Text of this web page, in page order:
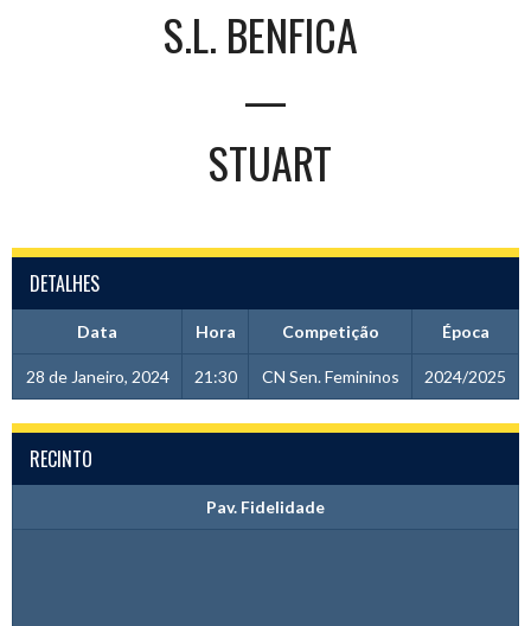
S.L. BENFICA
—
STUART
DETALHES
Data Hora Competição Época
28 de Janeiro, 2024 21:30 CN Sen. Femininos 2024/2025
RECINTO
Pav. Fidelidade